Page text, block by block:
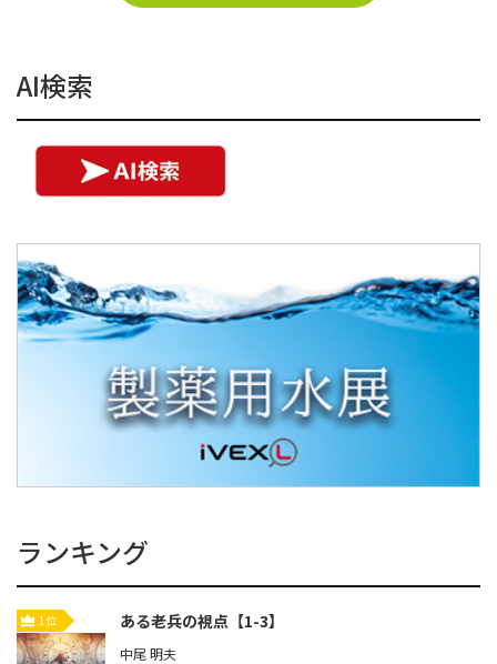
AI検索
ランキング
1位 ある老兵の視点【1-3】
中尾 明夫